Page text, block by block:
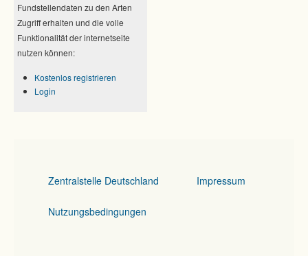
Fundstellendaten zu den Arten
Zugriff erhalten und die volle
Funktionalität der internetseite
nutzen können:
Kostenlos registrieren
Login
Zentralstelle Deutschland Impressum
Nutzungsbedingungen